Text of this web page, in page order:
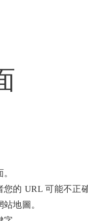
您的 URL 可能不正
地圖。